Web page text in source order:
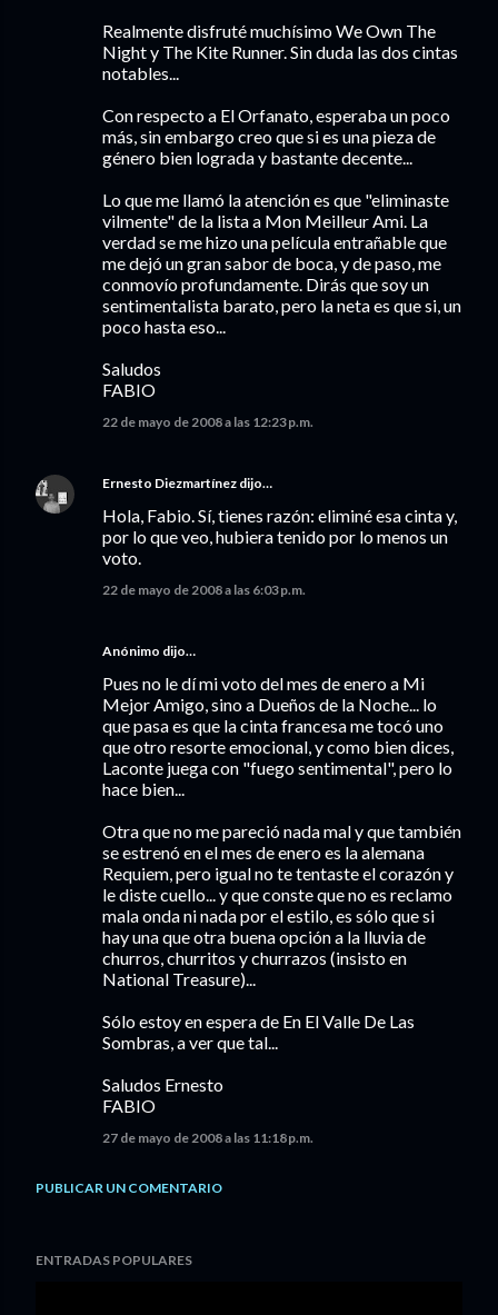
Realmente disfruté muchísimo We Own The
Night y The Kite Runner. Sin duda las dos cintas
notables...
Con respecto a El Orfanato, esperaba un poco
más, sin embargo creo que si es una pieza de
género bien lograda y bastante decente...
Lo que me llamó la atención es que "eliminaste
vilmente" de la lista a Mon Meilleur Ami. La
verdad se me hizo una película entrañable que
me dejó un gran sabor de boca, y de paso, me
conmovío profundamente. Dirás que soy un
sentimentalista barato, pero la neta es que si, un
poco hasta eso...
Saludos
FABIO
22 de mayo de 2008 a las 12:23 p.m.
Ernesto Diezmartínez dijo…
Hola, Fabio. Sí, tienes razón: eliminé esa cinta y,
por lo que veo, hubiera tenido por lo menos un
voto.
22 de mayo de 2008 a las 6:03 p.m.
Anónimo dijo…
Pues no le dí mi voto del mes de enero a Mi
Mejor Amigo, sino a Dueños de la Noche... lo
que pasa es que la cinta francesa me tocó uno
que otro resorte emocional, y como bien dices,
Laconte juega con "fuego sentimental", pero lo
hace bien...
Otra que no me pareció nada mal y que también
se estrenó en el mes de enero es la alemana
Requiem, pero igual no te tentaste el corazón y
le diste cuello... y que conste que no es reclamo
mala onda ni nada por el estilo, es sólo que si
hay una que otra buena opción a la lluvia de
churros, churritos y churrazos (insisto en
National Treasure)...
Sólo estoy en espera de En El Valle De Las
Sombras, a ver que tal...
Saludos Ernesto
FABIO
27 de mayo de 2008 a las 11:18 p.m.
PUBLICAR UN COMENTARIO
ENTRADAS POPULARES